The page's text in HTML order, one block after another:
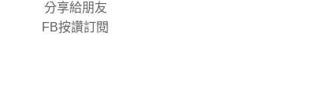
分享給朋友
FB按讚訂閱